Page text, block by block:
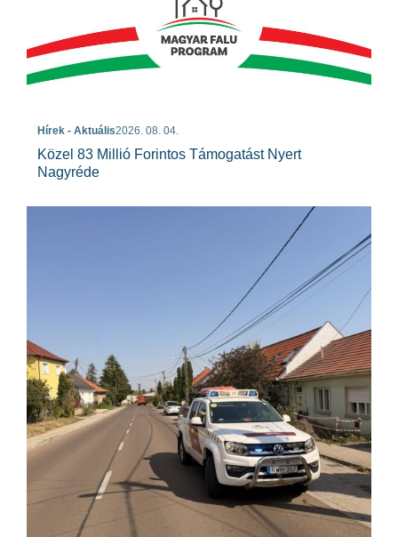
Hírek - Aktuális2026. 08. 04.
Közel 83 Millió Forintos Támogatást Nyert
Nagyréde